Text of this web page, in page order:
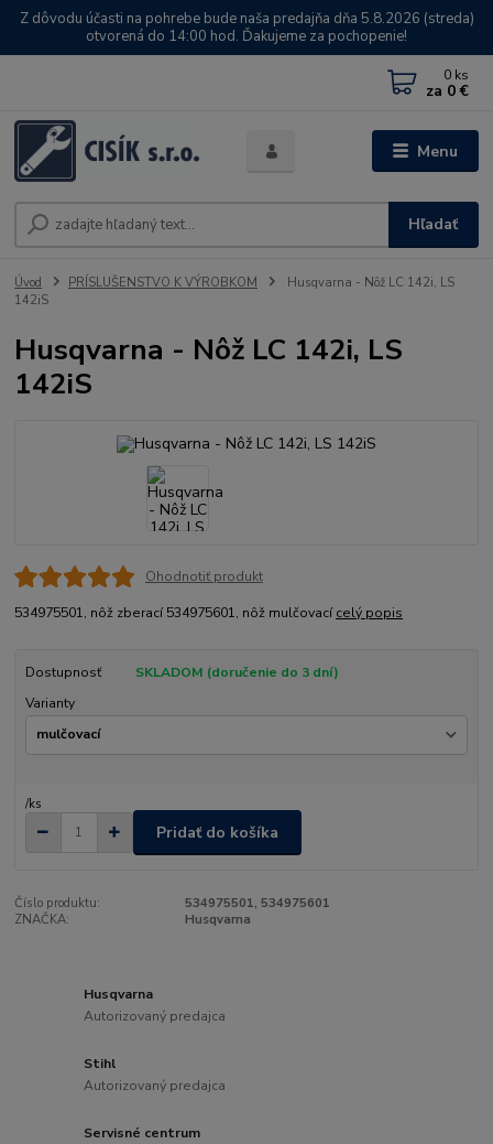
Z dôvodu účasti na pohrebe bude naša predajňa dňa 5.8.2026 (streda)
otvorená do 14:00 hod. Ďakujeme za pochopenie!
Menu
Hľadať
0 ks
za 0 €
Úvod PRÍSLUŠENSTVO K VÝROBKOM
Husqvarna - Nôž LC 142i, LS
142iS
Husqvarna - Nôž LC 142i, LS
142iS
Ohodnotiť produkt
534975501, nôž zberací 534975601, nôž mulčovací celý popis
Dostupnosť
SKLADOM (doručenie do 3 dní)
Varianty
/ks
Pridať do košíka
Číslo produktu:
534975501, 534975601
ZNAČKA:
Husqvarna
Husqvarna
Autorizovaný predajca
Stihl
Autorizovaný predajca
Servisné centrum